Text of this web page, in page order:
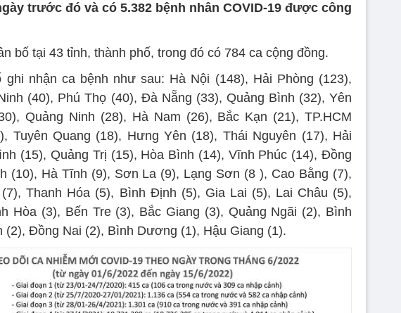
trước đó và có 5.382 bệnh nhân COVID-19 được công
bố tại 43 tỉnh, thành phố, trong đó có 784 ca cộng đồng.
ghi nhận ca bệnh như sau: Hà Nội (148), Hải Phòng (123),
(40), Phú Thọ (40), Đà Nẵng (33), Quảng Bình (32), Yên
Quảng Ninh (28), Hà Nam (26), Bắc Kạn (21), TP.HCM
Tuyên Quang (18), Hưng Yên (18), Thái Nguyên (17), Hải
(15), Quảng Trị (15), Hòa Bình (14), Vĩnh Phúc (14), Đồng
(10), Hà Tĩnh (9), Sơn La (9), Lạng Sơn (8 ), Cao Bằng (7),
Thanh Hóa (5), Bình Định (5), Gia Lai (5), Lai Châu (5),
Hòa (3), Bến Tre (3), Bắc Giang (3), Quảng Ngãi (2), Bình
(2), Đồng Nai (2), Bình Dương (1), Hậu Giang (1).